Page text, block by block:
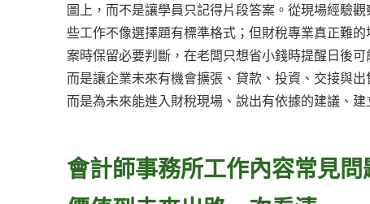
圖上，而不是讓學員只記得片段答案。從現場經驗
些工作不像選擇題有標準格式；但財稅專業真正難
案時保留必要判斷，在老闆只想省小錢時提醒日後
而是讓企業未來有機會擴張、貸款、投資、交接與
而是為未來能進入財稅現場、說出有依據的建議、建
會計師事務所工作內容常見